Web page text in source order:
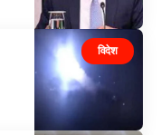
विदेश